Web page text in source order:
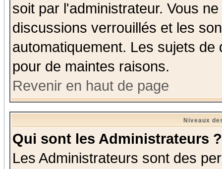
soit par l'administrateur. Vous
discussions verrouillés et les
automatiquement. Les sujets
pour de maintes raisons.
Revenir en haut de page
Niveaux
Qui sont les Administrateurs ?
Les Administrateurs sont des